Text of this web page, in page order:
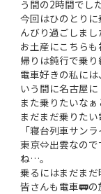
う間の2時間でした
今回はひのとり
んびり過ごしまし
お土産にこちら
帰りは鈍行で乗
電車好きの私に
いう間に名古屋に
また乗りたいなぁ
まだまだ乗りた
「寝台列車サンラ
東京⇔出雲なので
ね…。
乗るにはまだま
皆さんも電車🚃